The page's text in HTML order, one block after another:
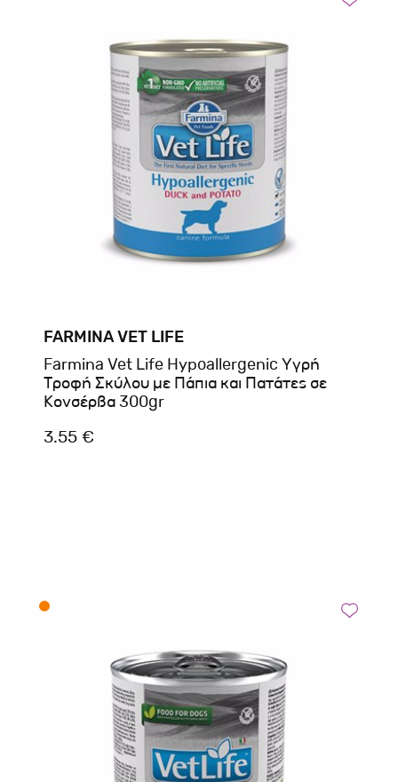
FARMINA VET LIFE
Farmina Vet Life Hypoallergenic Υγρή
Τροφή Σκύλου με Πάπια και Πατάτες σε
Κονσέρβα 300gr
3.55 €